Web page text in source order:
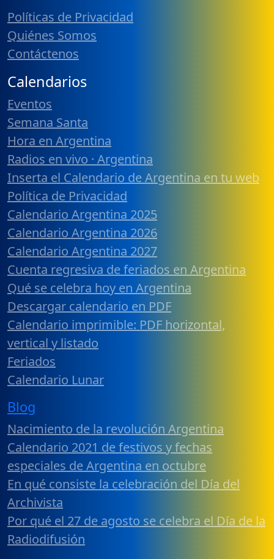
Políticas de Privacidad
Quiénes Somos
Contáctenos
Calendarios
Eventos
Semana Santa
Hora en Argentina
Radios en vivo · Argentina
Inserta el Calendario de Argentina en tu web
Política de Privacidad
Calendario Argentina 2025
Calendario Argentina 2026
Calendario Argentina 2027
Cuenta regresiva de feriados en Argentina
Qué se celebra hoy en Argentina
Descargar calendario en PDF
Calendario imprimible: PDF horizontal,
vertical y listado
Feriados
Calendario Lunar
Blog
Nacimiento de la revolución Argentina
Calendario 2021 de festivos y fechas
especiales de Argentina en octubre
En qué consiste la celebración del Día del
Archivista
Por qué el 27 de agosto se celebra el Día de la
Radiodifusión